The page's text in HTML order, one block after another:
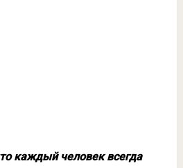
каждый человек всегда